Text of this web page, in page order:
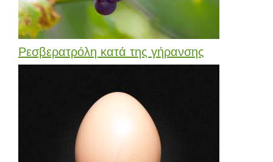
Ρεσβερατρόλη κατά της γήρανσης